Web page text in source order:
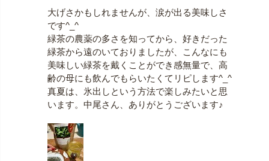
大げさかもしれませんが、涙が出る美味しさ
です^_^
緑茶の農薬の多さを知ってから、好きだった
緑茶から遠のいておりましたが、こんなにも
美味しい緑茶を戴くことができ感無量で、高
齢の母にも飲んでもらいたくてリピします^_^
真夏は、氷出しという方法で楽しみたいと思
います。中尾さん、ありがとうございます♪